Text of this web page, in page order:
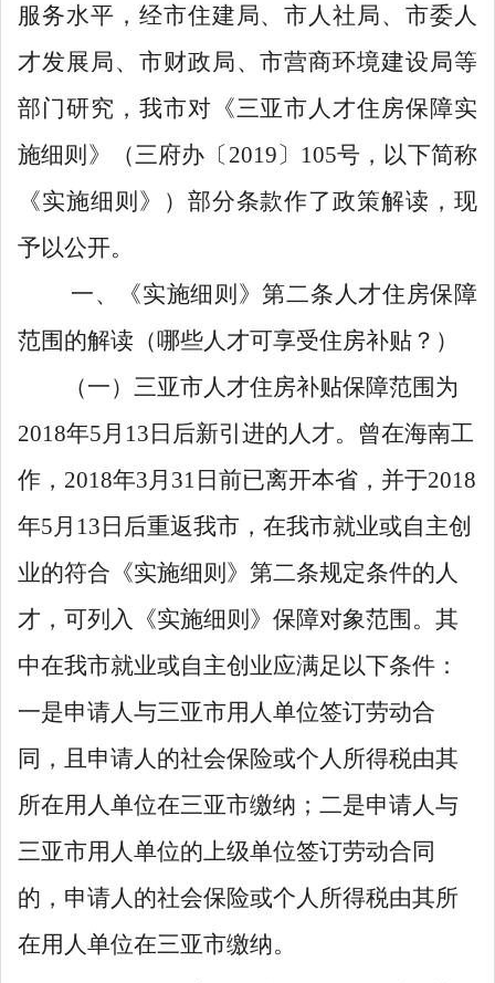
服务水平 ，经市住建局、市人社局、市委人
才发展局、市财政局、市营商环境建设局等
部门研究，我市对《三亚市人才住房保障实
施细则》（三府办〔 2019〕 105号，以下简称
《实施细则 》 ）部分条款作了政策解读，现
予以公开。
一、《实施细则》第二条人才住房保障
范围的解读 （哪些人才可享受住房补贴 ？）
（一）三亚市人才住房补贴保障范围为
2018年5 月 13 日后新引进的人才。 曾在海南工
作， 2018年3 月 31 日前已离开本省，并于2018
年5 月 13 日后重返我市 ，在我市就业或自主创
业的符合《实施细则》第二条规定条件的人
才，可列入《实施细则》保障对象范围。 其
中在我市就业或自主创业应满足以下条件：
一是申请人与三亚市用人单位签订劳动合
同，且申请人的社会保险或个人所得税由其
所在用人单位在三亚市缴纳；二是申请人与
三亚市用人单位的上级单位签订劳动合同
的，申请人的社会保险或个人所得税由其所
在用人单位在三亚市缴纳。